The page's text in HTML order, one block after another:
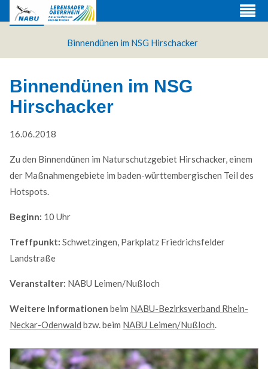
Binnendünen im NSG Hirschacker
Binnendünen im NSG
Hirschacker
16.06.2018
Zu den Binnendünen im Naturschutzgebiet Hirschacker, einem
der Maßnahmengebiete im baden-württembergischen Teil des
Hotspots.
Beginn: 10 Uhr
Treffpunkt: Schwetzingen, Parkplatz Friedrichsfelder
Landstraße
Veranstalter: NABU Leimen/Nußloch
Weitere Informationen beim NABU-Bezirksverband Rhein-
Neckar-Odenwald bzw. beim NABU Leimen/Nußloch.
Lorem ipsum dolor sit amet, consectetuer adipiscing
MEHR INFOS